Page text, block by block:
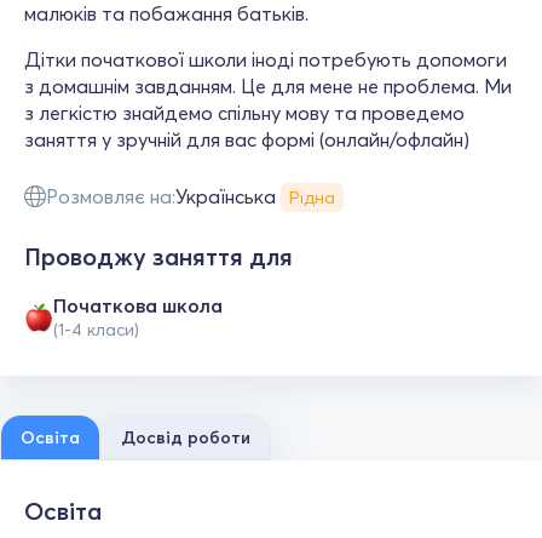
малюків та побажання батьків.
Дітки початкової школи іноді потребують допомоги
з домашнім завданням. Це для мене не проблема. Ми
з легкістю знайдемо спільну мову та проведемо
заняття у зручній для вас формі (онлайн/офлайн)
Розмовляє на:Українська Рідна
Проводжу заняття для
Початкова школа
(1-4 класи)
Освіта Досвід роботи
Освіта